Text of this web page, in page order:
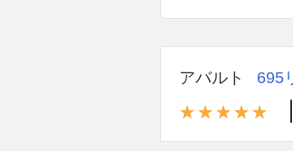
アバルト 695